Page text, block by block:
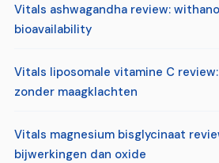
Vitals ashwagandha review:
bioavailability
Vitals liposomale vitamine C
zonder maagklachten
Vitals magnesium bisglycinaat
bijwerkingen dan oxide